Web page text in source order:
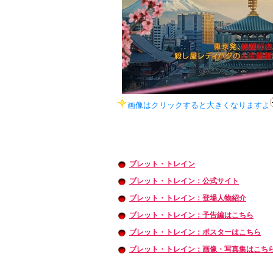
画像はクリックすると大きくなりますよ
ブレット・トレイン
ブレット・トレイン：公式サイト
ブレット・トレイン：登場人物紹介
ブレット・トレイン：予告編はこちら
ブレット・トレイン：ポスターはこちら
ブレット・トレイン：画像・写真集はこち